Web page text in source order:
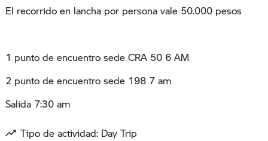
El recorrido en lancha por persona vale 50.000 pesos
1 punto de encuentro sede CRA 50 6 AM
2 punto de encuentro sede 198 7 am
Salida 7:30 am
Tipo de actividad: Day Trip